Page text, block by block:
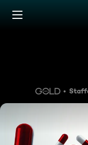
Zum Inhalt